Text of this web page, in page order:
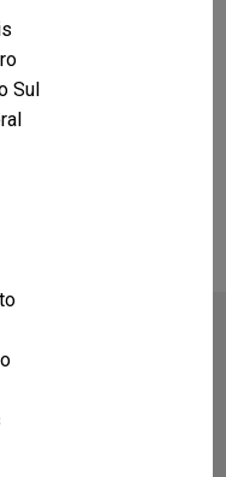
Sul
resultados
O VEÍCULO QUE VOCÊ